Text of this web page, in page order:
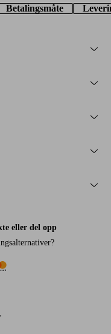
Betalingsmåte
eller del opp
?